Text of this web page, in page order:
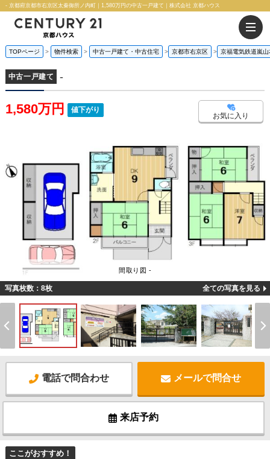
- 京都府京都市右京区太秦御所ノ内町｜1,580万円の中古一戸建て｜株式会社 京都ハウス
TOPページ 物件検索 中古一戸建て・中古住宅 京都市右京区 京福電気鉄道嵐山
中古一戸建て -
1,580万円 値下がり
お気に入り
間取り図 -
写真枚数：8枚 全ての写真を見る
電話で問合わせ メールで問合せ
来店予約
ここがおすすめ！